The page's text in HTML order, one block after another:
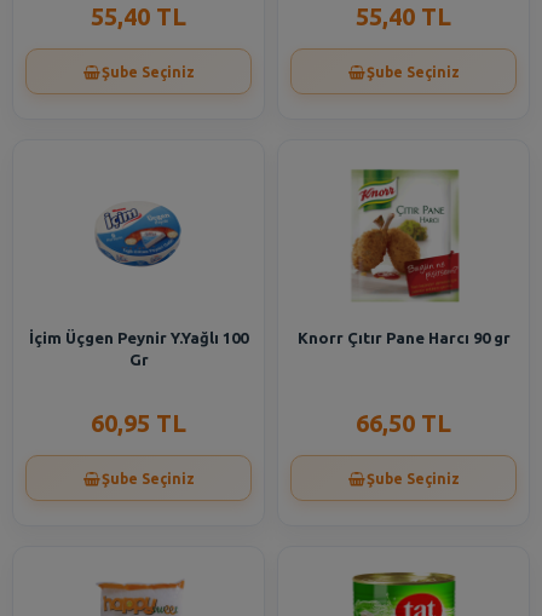
55,40 TL
Şube Seçiniz
55,40 TL
Şube Seçiniz
İçim Üçgen Peynir Y.Yağlı 100
Gr
60,95 TL
Şube Seçiniz
Knorr Çıtır Pane Harcı 90 gr
66,50 TL
Şube Seçiniz